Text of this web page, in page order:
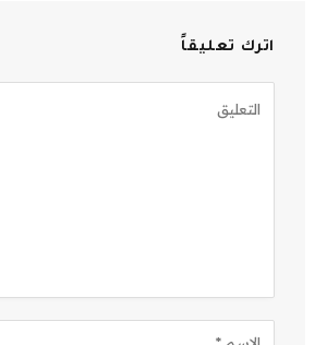
اترك تعليقاً